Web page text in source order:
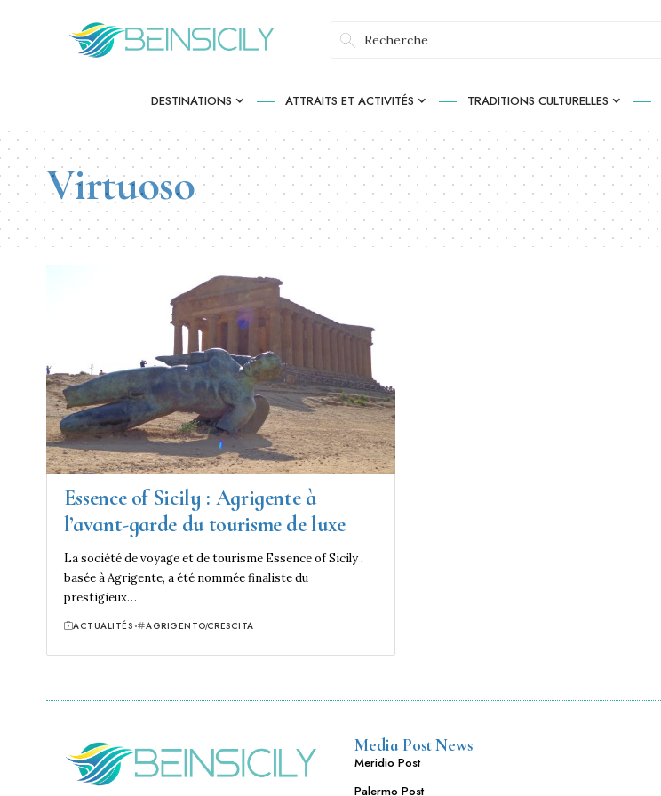
DESTINATIONS ATTRAITS ET ACTIVITÉS TRADITIONS CULTURELLES
Virtuoso
Essence of Sicily : Agrigente à
l’avant-garde du tourisme de luxe
La société de voyage et de tourisme Essence of Sicily ,
basée à Agrigente, a été nommée finaliste du
prestigieux…
ACTUALITÉS AGRIGENTOCRESCITA
Media Post News
Meridio Post
Palermo Post